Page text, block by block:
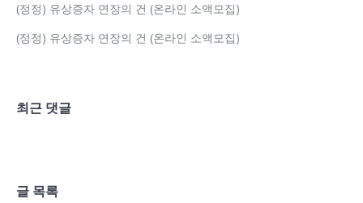
(정정) 유상증자 연장의 건 (온라인 소액모집)
(정정) 유상증자 연장의 건 (온라인 소액모집)
최근 댓글
글 목록